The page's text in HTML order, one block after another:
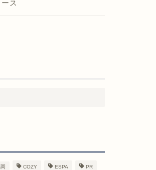
ス
COZY ESPA PR